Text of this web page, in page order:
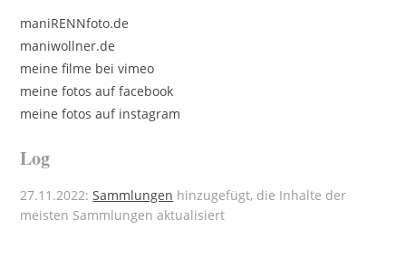
maniRENNfoto.de
maniwollner.de
meine filme bei vimeo
meine fotos auf facebook
meine fotos auf instagram
Log
27.11.2022:Sammlungen hinzugefügt, die Inhalte der
meisten Sammlungen aktualisiert